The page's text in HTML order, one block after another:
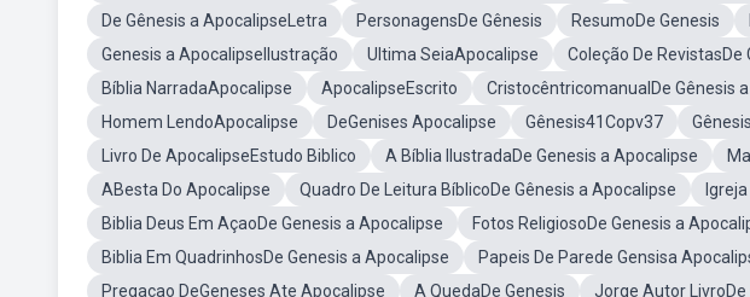
De Gênesis a ApocalipseLetra
PersonagensDe Gênesis ResumoDe Genesis
Genesis a ApocalipseIlustração
Ultima SeiaApocalipse
Coleção De RevistasDe
Bíblia NarradaApocalipse
ApocalipseEscrito CristocêntricomanualDe Gênesis
Homem LendoApocalipse
DeGenises Apocalipse Gênesis41Copv37
Livro De ApocalipseEstudo Biblico
A Bíblia IlustradaDe Genesis a Apocalipse
ABesta Do Apocalipse
Quadro De Leitura BíblicoDe Gênesis a Apocalipse
Biblia Deus Em AçaoDe Genesis a Apocalipse
Fotos ReligiosoDe Genesis a
Biblia Em QuadrinhosDe Genesis a Apocalipse
Papeis De Parede Gensisa
Pregacao DeGeneses Ate Apocalipse
A QuedaDe Genesis Jorge Autor LivroDe